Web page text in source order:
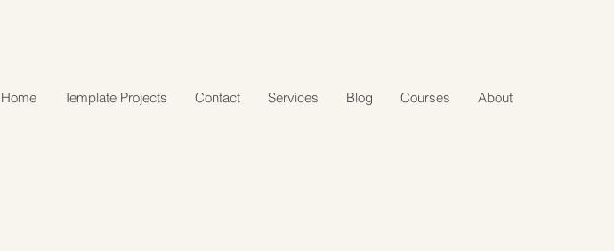
Home Template Projects Contact Services Blog Courses About